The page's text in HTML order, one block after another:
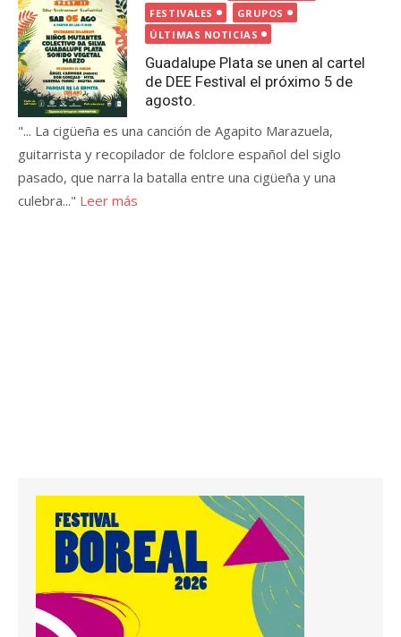
el
FESTIVALES
GRUPOS
ÚLTIMAS NOTICIAS
Guadalupe Plata se unen al cartel
de DEE Festival el próximo 5 de
agosto.
"... La cigüeña es una canción de Agapito Marazuela,
guitarrista y recopilador de folclore español del siglo
pasado, que narra la batalla entre una cigüeña y una
culebra..." Leer más